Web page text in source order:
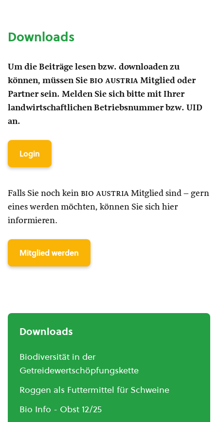
Downloads
Um die Beiträge lesen bzw. downloaden zu
können, müssen Sie bio austria Mitglied oder
Partner sein. Melden Sie sich bitte mit Ihrer
landwirtschaftlichen Betriebsnummer bzw. UID
an.
Login
Falls Sie noch kein bio austria Mitglied sind – gern
eines werden möchten, können Sie sich hier
informieren.
Mitglied werden
Downloads
Biodiversität in der
Getreidewertschöpfungskette
Roggen als Futtermittel für Schweine
Bio Info - Obst 12/25